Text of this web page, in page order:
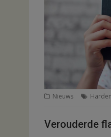
Nieuws
Verouderde